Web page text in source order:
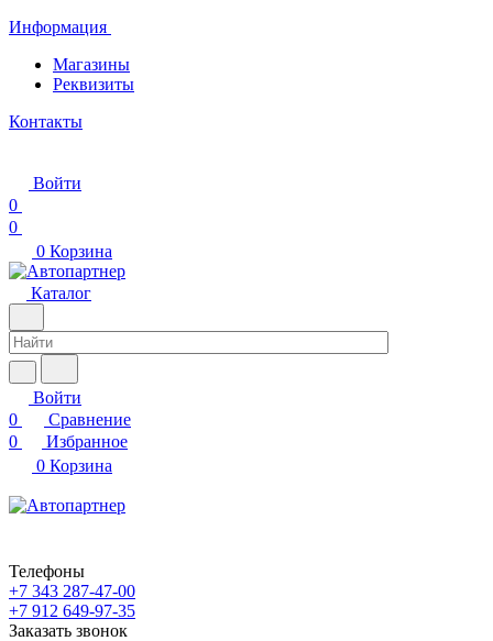
Информация
Магазины
Реквизиты
Контакты
Войти
0
0
0 Корзина
Каталог
Войти
0
Сравнение
0
Избранное
0 Корзина
Телефоны
+7 343 287-47-00
+7 912 649-97-35
Заказать звонок